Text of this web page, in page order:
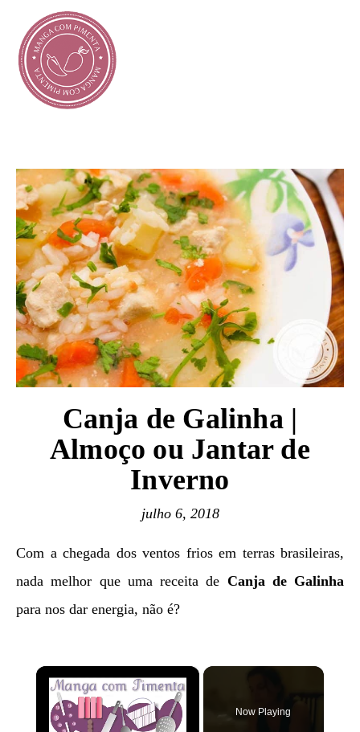
Canja de Galinha |
Almoço ou Jantar de
Inverno
julho 6, 2018
Com a chegada dos ventos frios em terras brasileiras,
nada melhor que uma receita de Canja de Galinha
para nos dar energia, não é?
×
Now Playing